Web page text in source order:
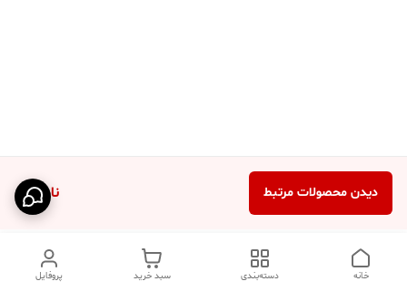
ناموجود دیدن محصولات مرتبط
پروفایل سبد خرید دسته‌بندی خانه